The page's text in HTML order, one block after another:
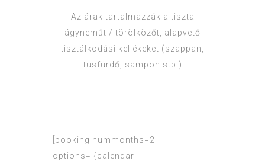
Az árak tartalmazzák a tiszta
ágyneműt / törölközőt, alapvető
tisztálkodási kellékeket (szappan,
tusfürdő, sampon stb.)
[booking nummonths=2
options='{calendar